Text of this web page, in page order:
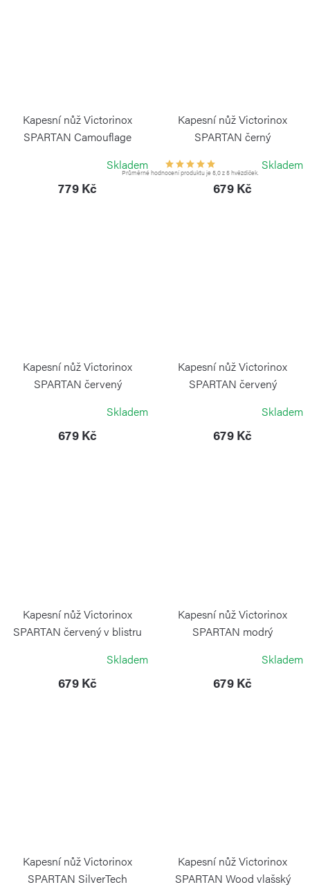
Kapesní nůž Victorinox
SPARTAN Camouflage
Skladem
779 Kč
Kapesní nůž Victorinox
SPARTAN černý
Průměrné hodnocení produktu je 5,0 z 5 hvězdiček.
Skladem
679 Kč
Kapesní nůž Victorinox
SPARTAN červený
Skladem
679 Kč
Kapesní nůž Victorinox
SPARTAN červený
Skladem
679 Kč
Kapesní nůž Victorinox
SPARTAN červený v blistru
Skladem
679 Kč
Kapesní nůž Victorinox
SPARTAN modrý
Skladem
679 Kč
Kapesní nůž Victorinox
SPARTAN SilverTech
Kapesní nůž Victorinox
SPARTAN Wood vlašský